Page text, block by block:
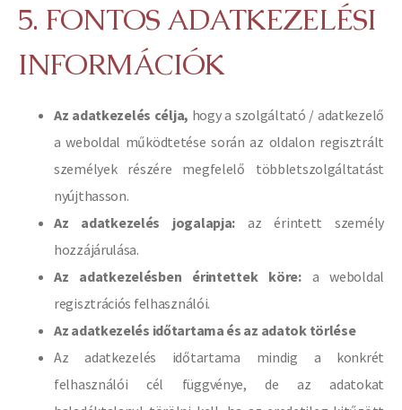
5. FONTOS ADATKEZELÉSI
INFORMÁCIÓK
Az adatkezelés célja, hogy a szolgáltató / adatkezelő
a weboldal működtetése során az oldalon regisztrált
személyek részére megfelelő többletszolgáltatást
nyújthasson.
Az adatkezelés jogalapja: az érintett személy
hozzájárulása.
Az adatkezelésben érintettek köre:a weboldal
regisztrációs felhasználói.
Az adatkezelés időtartama és az adatok törlése
Az adatkezelés időtartama mindig a konkrét
felhasználói cél függvénye, de az adatokat